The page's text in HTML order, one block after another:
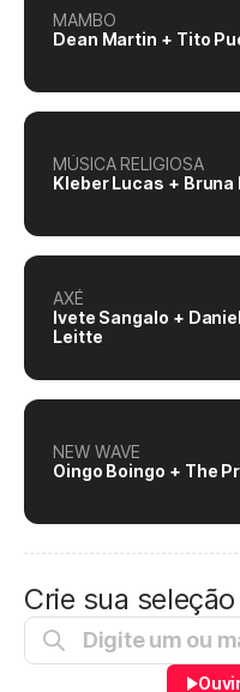
MAMBO
Dean Martin + Tito
MÚSICA RELIGIOSA
Kleber Lucas +
AXÉ
Ivete Sangalo +
Leitte
NEW WAVE
Oingo Boingo + The
Crie sua seleção